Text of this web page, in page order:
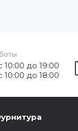
10:00 до 19:00
10:00 до 18:00